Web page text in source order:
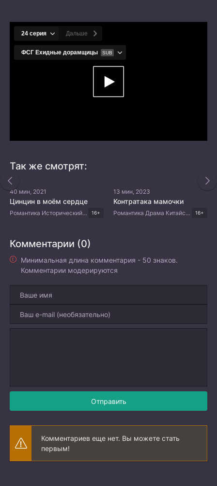
Так же смотрят:
40 мин, 2021
Цинцин в моём сердце
Романтика Исторический Фэнтези Китайские дорамы 16+
13 мин, 2023
Контратака мамочки
Романтика Драма Китайские дорамы 16+
Комментарии (0)
Минимальная длина комментария - 50 знаков.
Комментарии модерируются
Отправить
Комментариев еще нет. Вы можете стать
первым!